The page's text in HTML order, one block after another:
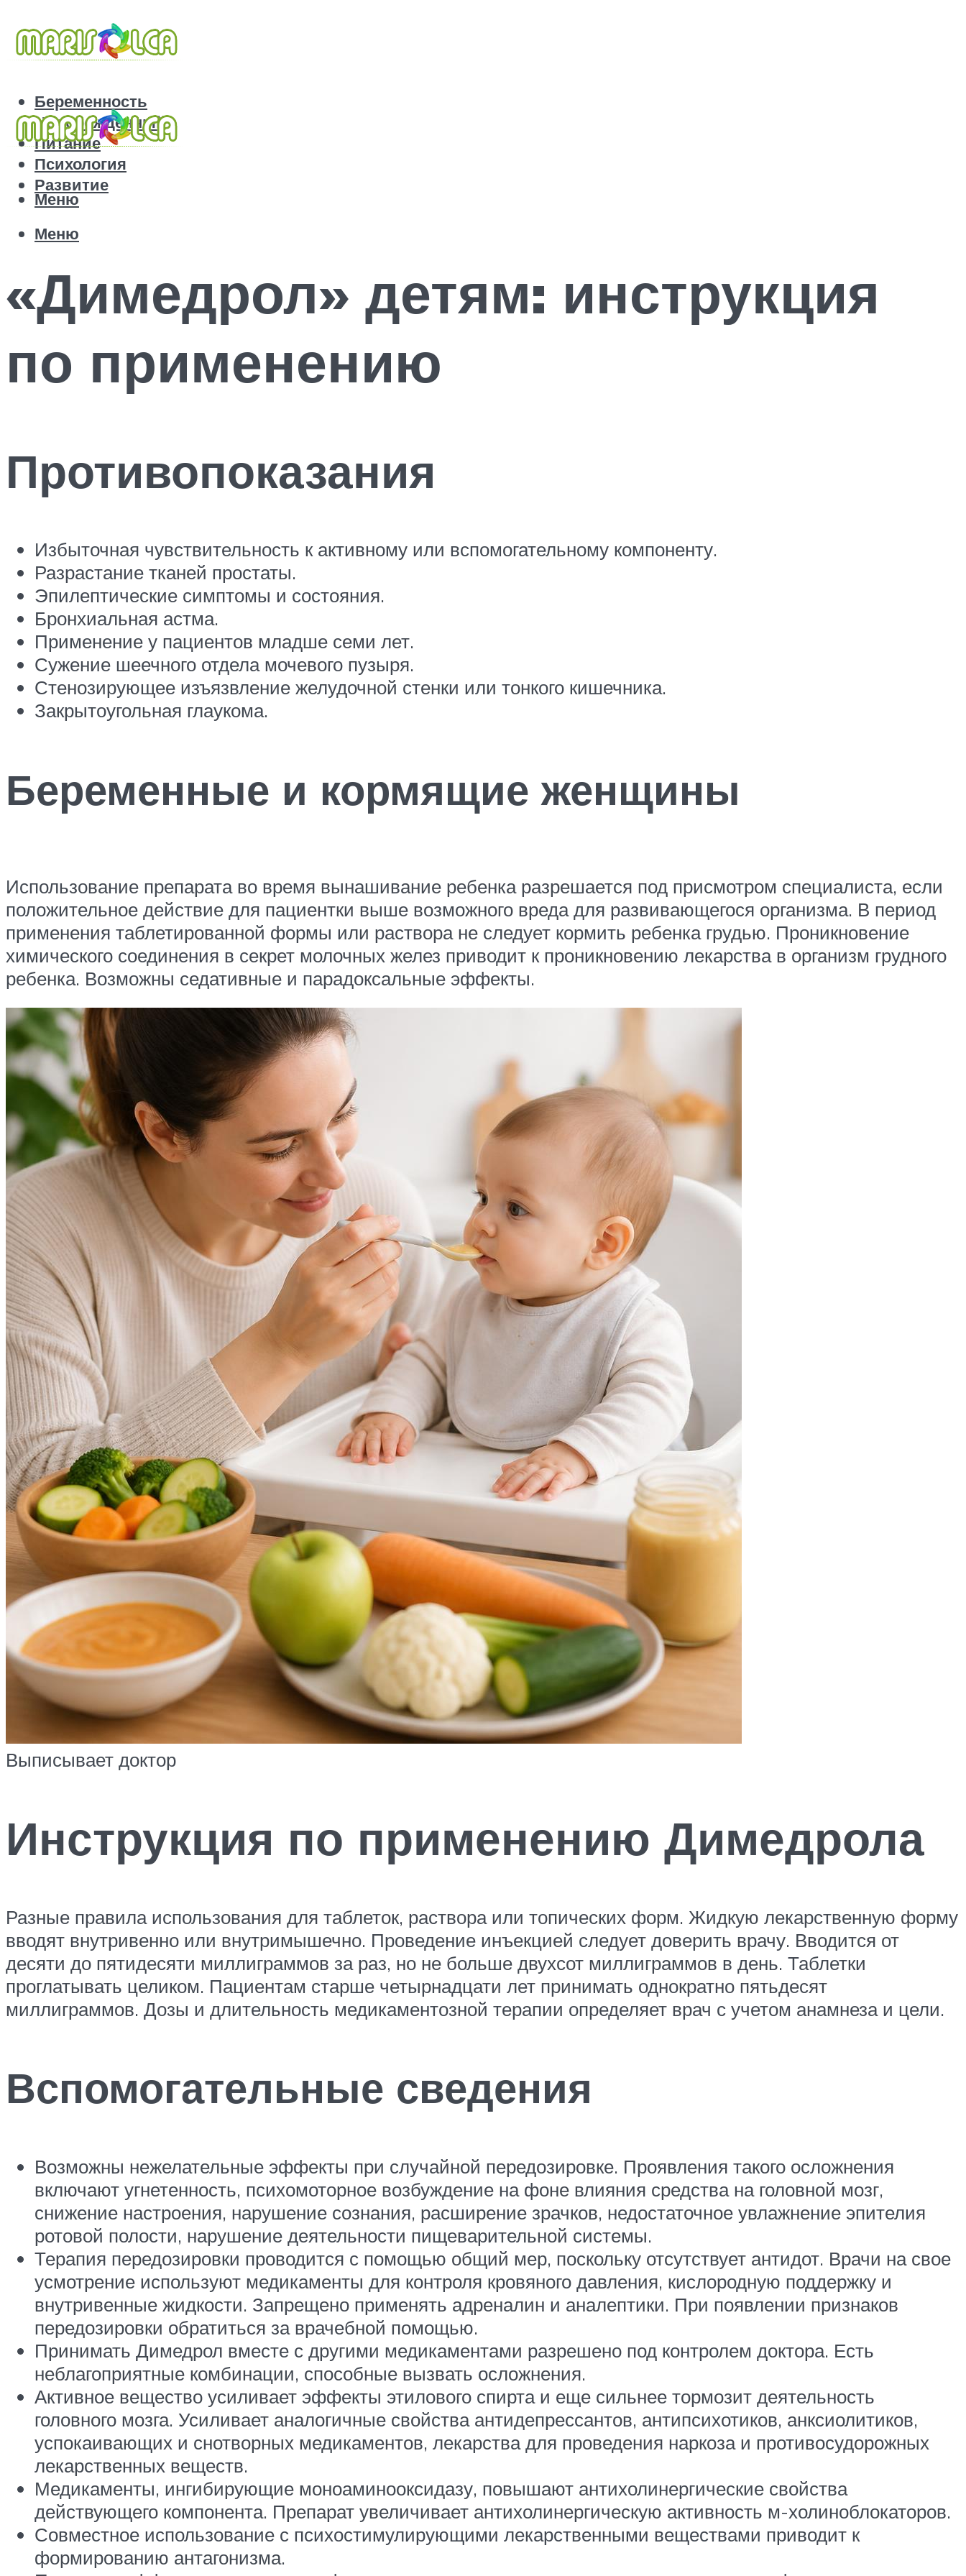
Беременность
Новорожденный
Питание
Психология
Развитие
Меню
Меню
«Димедрол» детям: инструкция
по применению
Противопоказания
Избыточная чувствительность к активному или вспомогательному компоненту.
Разрастание тканей простаты.
Эпилептические симптомы и состояния.
Бронхиальная астма.
Применение у пациентов младше семи лет.
Сужение шеечного отдела мочевого пузыря.
Стенозирующее изъязвление желудочной стенки или тонкого кишечника.
Закрытоугольная глаукома.
Беременные и кормящие женщины
Использование препарата во время вынашивание ребенка разрешается под присмотром специалиста, если
положительное действие для пациентки выше возможного вреда для развивающегося организма. В период
применения таблетированной формы или раствора не следует кормить ребенка грудью. Проникновение
химического соединения в секрет молочных желез приводит к проникновению лекарства в организм грудного
ребенка. Возможны седативные и парадоксальные эффекты.
Выписывает доктор
Инструкция по применению Димедрола
Разные правила использования для таблеток, раствора или топических форм. Жидкую лекарственную форму
вводят внутривенно или внутримышечно. Проведение инъекцией следует доверить врачу. Вводится от
десяти до пятидесяти миллиграммов за раз, но не больше двухсот миллиграммов в день. Таблетки
проглатывать целиком. Пациентам старше четырнадцати лет принимать однократно пятьдесят
миллиграммов. Дозы и длительность медикаментозной терапии определяет врач с учетом анамнеза и цели.
Вспомогательные сведения
Возможны нежелательные эффекты при случайной передозировке. Проявления такого осложнения
включают угнетенность, психомоторное возбуждение на фоне влияния средства на головной мозг,
снижение настроения, нарушение сознания, расширение зрачков, недостаточное увлажнение эпителия
ротовой полости, нарушение деятельности пищеварительной системы.
Терапия передозировки проводится с помощью общий мер, поскольку отсутствует антидот. Врачи на свое
усмотрение используют медикаменты для контроля кровяного давления, кислородную поддержку и
внутривенные жидкости. Запрещено применять адреналин и аналептики. При появлении признаков
передозировки обратиться за врачебной помощью.
Принимать Димедрол вместе с другими медикаментами разрешено под контролем доктора. Есть
неблагоприятные комбинации, способные вызвать осложнения.
Активное вещество усиливает эффекты этилового спирта и еще сильнее тормозит деятельность
головного мозга. Усиливает аналогичные свойства антидепрессантов, антипсихотиков, анксиолитиков,
успокаивающих и снотворных медикаментов, лекарства для проведения наркоза и противосудорожных
лекарственных веществ.
Медикаменты, ингибирующие моноаминооксидазу, повышают антихолинергические свойства
действующего компонента. Препарат увеличивает антихолинергическую активность м-холиноблокаторов.
Совместное использование с психостимулирующими лекарственными веществами приводит к
формированию антагонизма.